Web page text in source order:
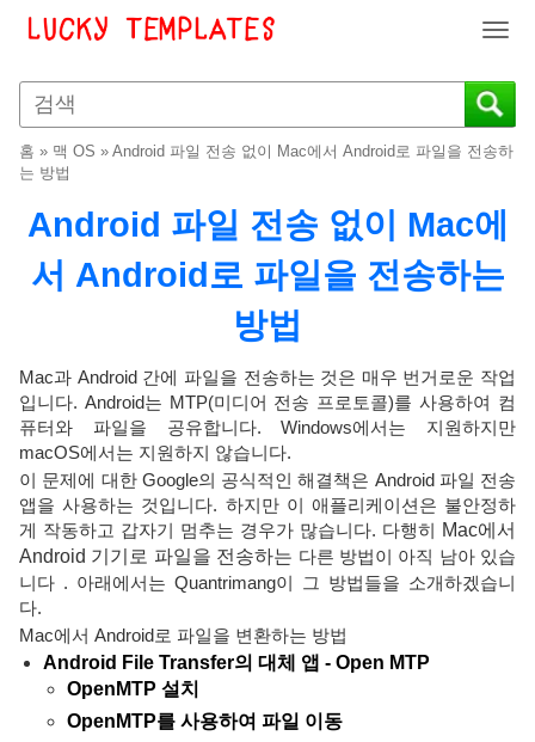
T
g
g
e
a
v
i
g
i
o
n
홈 » 맥 OS » Android 파일 전송 없이 Mac에서 Android로 파일을 전송하
는 방법
Android 파일 전송 없이 Mac에
서 Android로 파일을 전송하는
방법
Mac과 Android 간에 파일을 전송하는 것은 매우 번거로운 작업
입니다. Android는 MTP(미디어 전송 프로토콜)를 사용하여 컴
퓨터와 파일을 공유합니다. Windows에서는 지원하지만
macOS에서는 지원하지 않습니다.
이 문제에 대한 Google의 공식적인 해결책은 Android 파일 전송
앱을 사용하는 것입니다. 하지만 이 애플리케이션은 불안정하
게 작동하고 갑자기 멈추는 경우가 많습니다. 다행히 Mac에서
Android 기기로 파일을 전송하는 다른 방법이 아직 남아 있습
니다 . 아래에서는 Quantrimang이 그 방법들을 소개하겠습니
다.
Mac에서 Android로 파일을 변환하는 방법
Android File Transfer의 대체 앱 - Open MTP
OpenMTP 설치
OpenMTP를 사용하여 파일 이동